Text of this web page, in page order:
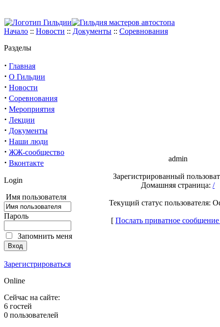
Начало :: Новости :: Документы :: Соревнования
Разделы
· Главная
· О Гильдии
· Новости
· Соревнования
· Мероприятия
· Лекции
· Документы
· Наши люди
· ЖЖ-сообщество
· Вконтакте
Login
Имя пользователя
Пароль
Запомнить меня
Зарегистрироваться
Online
Сейчас на сайте:
6 гостей
0 пользователей
admin
Зарегистрированный
Домашняя страница: /
Текущий статус пользователя:
[ Послать приватное